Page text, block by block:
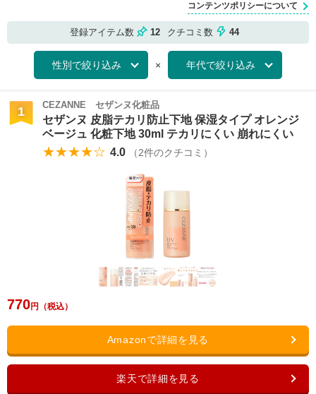
コンテンツポリシーについて
登録アイテム数 12 クチコミ数 44
×
1 CEZANNE セザンヌ化粧品
セザンヌ 皮脂テカリ防止下地 保湿タイプ オレンジ
ベージュ 化粧下地 30ml テカリにくい 崩れにくい
★★★★☆ 4.0 （2件のクチコミ）
770